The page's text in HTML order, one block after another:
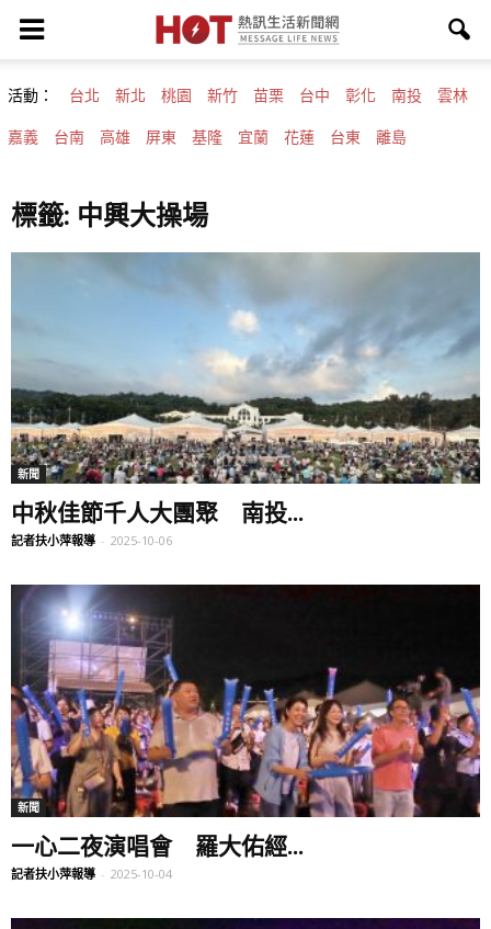
活動： 台北 新北 桃園 新竹 苗栗 台中 彰化 南投 雲林
嘉義 台南 高雄 屏東 基隆 宜蘭 花蓮 台東 離島
標籤: 中興大操場
新聞
中秋佳節千人大團聚 南投...
記者扶小萍報導 - 2025-10-06
新聞
一心二夜演唱會 羅大佑經...
記者扶小萍報導 - 2025-10-04